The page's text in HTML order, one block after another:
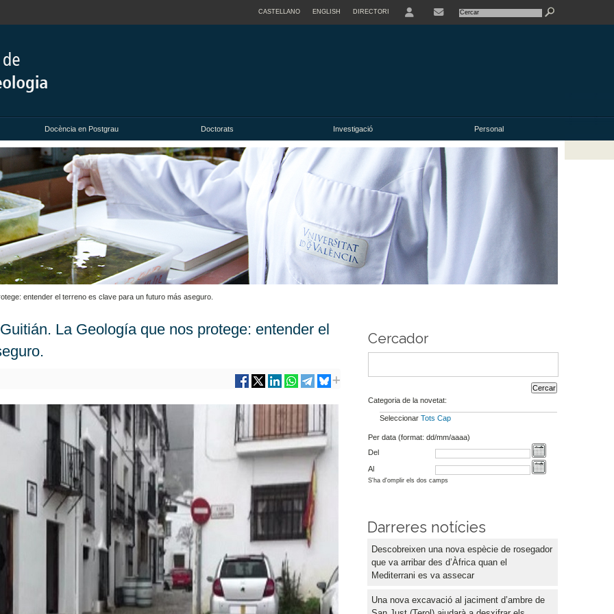
CASTELLANO ENGLISH DIRECTORI
Docència en Postgrau Doctorats Investigació Personal
entender el terreno es clave para un futuro más aseguro.
La Geología que nos protege: entender el
Cercador
Categoria de la novetat:
Seleccionar Tots Cap
Per data (format: dd/mm/aaaa)
Del
Al
S'ha d'omplir els dos camps
Darreres notícies
Descobreixen una nova espècie de rosegador
que va arribar des d’Àfrica quan el
Mediterrani es va assecar
Una nova excavació al jaciment d’ambre de